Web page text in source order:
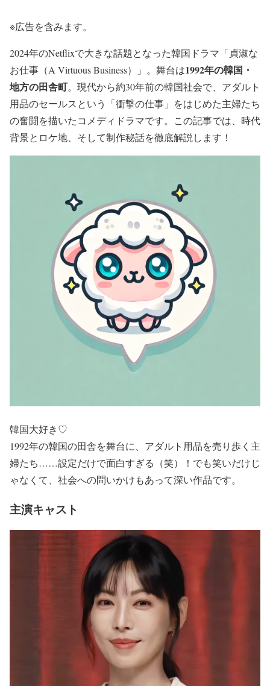
※広告を含みます。
2024年のNetflixで大きな話題となった韓国ドラマ「貞淑な
お仕事（A Virtuous Business）」。舞台は1992年の韓国・
地方の田舎町。現代から約30年前の韓国社会で、アダルト
用品のセールスという「衝撃の仕事」をはじめた主婦たち
の奮闘を描いたコメディドラマです。この記事では、時代
背景とロケ地、そして制作秘話を徹底解説します！
韓国大好き♡
1992年の韓国の田舎を舞台に、アダルト用品を売り歩く主
婦たち……設定だけで面白すぎる（笑）！でも笑いだけじ
ゃなくて、社会への問いかけもあって深い作品です。
主演キャスト